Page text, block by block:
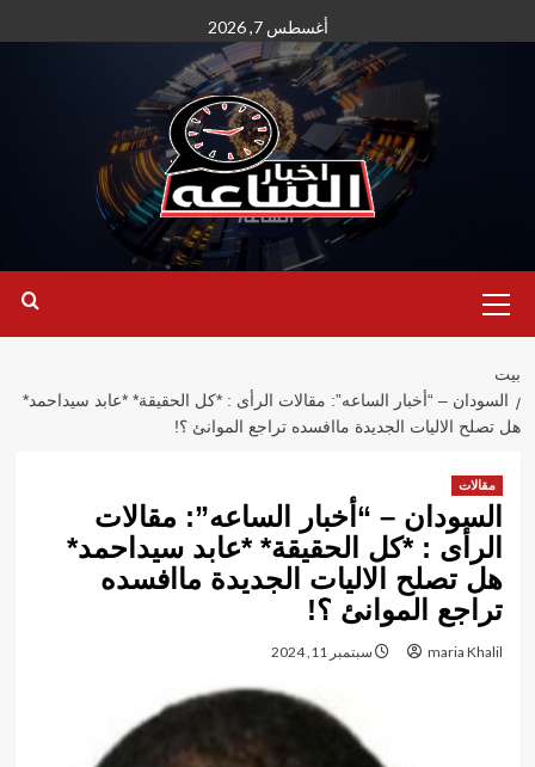
إلى
أغسطس 7, 2026
الأساسية
بيت
السودان – “أخبار الساعه”: مقالات الرأى : *كل الحقيقة* *عابد سيداحمد*
هل تصلح الاليات الجديدة ماافسده تراجع الموانئ ؟!
مقالات
السودان – “أخبار الساعه”: مقالات
الرأى : *كل الحقيقة* *عابد سيداحمد*
هل تصلح الاليات الجديدة ماافسده
تراجع الموانئ ؟!
maria Khalil سبتمبر 11, 2024